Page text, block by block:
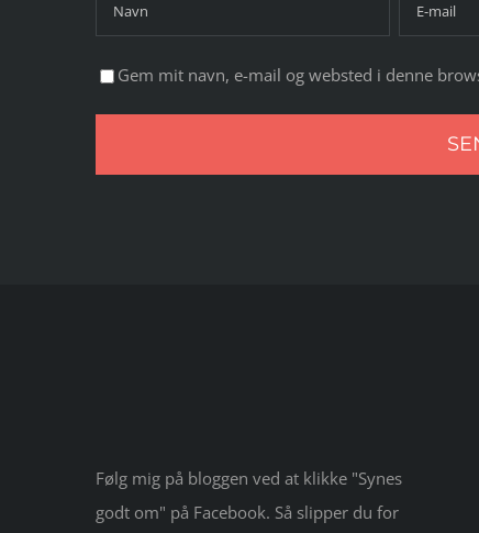
Gem mit navn, e-mail og websted i denne
Følg mig på bloggen ved at klikke "Synes
godt om" på Facebook. Så slipper du for